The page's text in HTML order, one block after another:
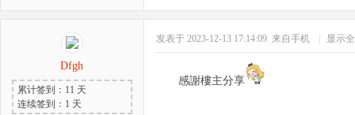
Dfgh
累计签到：11 天
连续签到：1 天
发表于 2023-12-13 17:14:09 来自手机 显示
感謝樓主分享